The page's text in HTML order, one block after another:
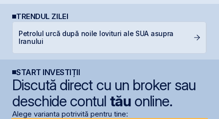
TRENDUL ZILEI
Petrolul urcă după noile lovituri ale SUA asupra
Iranului
START INVESTIȚII
Discută direct cu un broker sau
deschide contul tăuonline.
Alege varianta potrivită pentru tine: